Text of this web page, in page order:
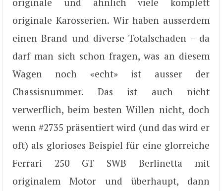
originale Karosserien. Wir haben ausserdem
einen Brand und diverse Totalschaden – da
darf man sich schon fragen, was an diesem
Wagen noch «echt» ist ausser der
Chassisnummer. Das ist auch nicht
verwerflich, beim besten Willen nicht, doch
wenn #2735 präsentiert wird (und das wird er
oft) als glorioses Beispiel für eine glorreiche
Ferrari 250 GT SWB Berlinetta mit
originalem Motor und überhaupt, dann